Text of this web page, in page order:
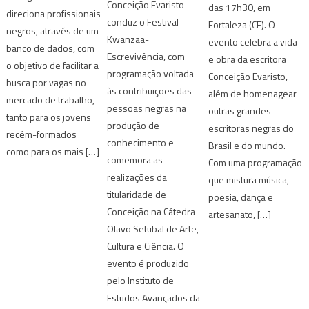
direciona profissionais
negros, através de um
banco de dados, com
o objetivo de facilitar a
busca por vagas no
mercado de trabalho,
tanto para os jovens
recém-formados
como para os mais […]
Conceição Evaristo
conduz o Festival
Kwanzaa-
Escrevivência, com
programação voltada
às contribuições das
pessoas negras na
produção de
conhecimento e
comemora as
realizações da
titularidade de
Conceição na Cátedra
Olavo Setubal de Arte,
Cultura e Ciência. O
evento é produzido
pelo Instituto de
Estudos Avançados da
das 17h30, em
Fortaleza (CE). O
evento celebra a vida
e obra da escritora
Conceição Evaristo,
além de homenagear
outras grandes
escritoras negras do
Brasil e do mundo.
Com uma programação
que mistura música,
poesia, dança e
artesanato, […]